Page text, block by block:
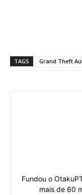
TAGS Grand Theft
Fundou o
mais de 60